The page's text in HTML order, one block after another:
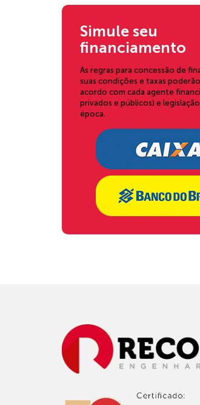
Simule seu
financiamento
As regras para concessão de
suas condições e taxas
acordo com cada agente
privados e públicos) e
época.